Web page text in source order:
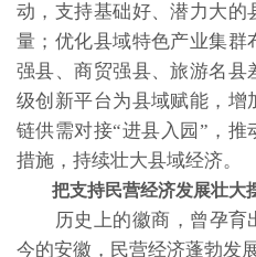
动，支持基础好、潜力大的
量；优化县域特色产业集群
强县、商贸强县、旅游名
级创新平台为县域赋能，增
链供需对接“进县入园”，推
措施，持续壮大县域经济。
把支持民营经济发展壮大
历史上的徽商，曾孕育
今的安徽，民营经济蓬勃发